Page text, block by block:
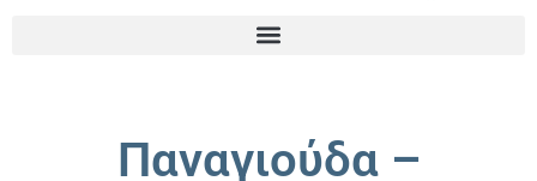
Παναγιούδα –